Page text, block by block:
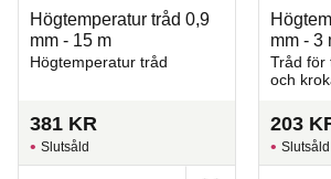
Högtemperatur tråd 0,9
mm - 15 m
Högtemperatur tråd
381 KR
Slutsåld
mm - 3
Tråd för
och
203
Slutsåld